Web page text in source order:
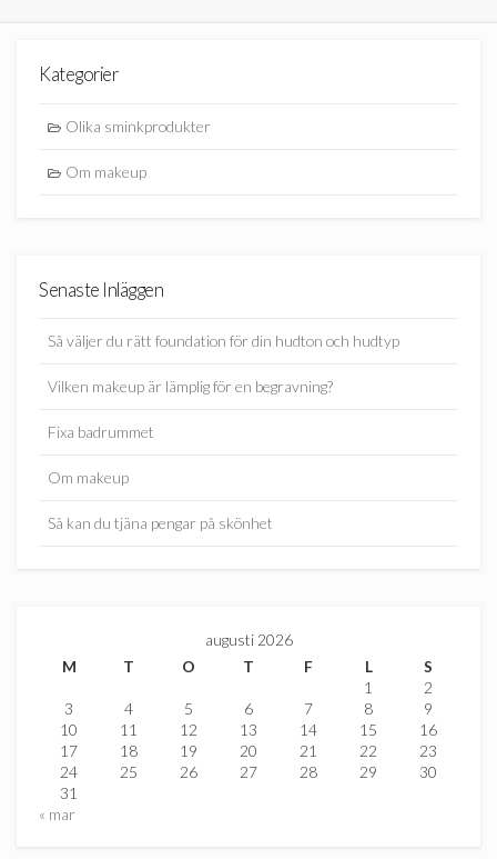
Kategorier
Olika sminkprodukter
Om makeup
Senaste Inläggen
Så väljer du rätt foundation för din hudton och hudtyp
Vilken makeup är lämplig för en begravning?
Fixa badrummet
Om makeup
Så kan du tjäna pengar på skönhet
augusti 2026
M
T O T F L
S
1
2
3
4 5 6 7 8
9
10
11 12 13 14 15
16
17
18 19 20 21 22
23
24
25 26 27 28 29
30
31
« mar